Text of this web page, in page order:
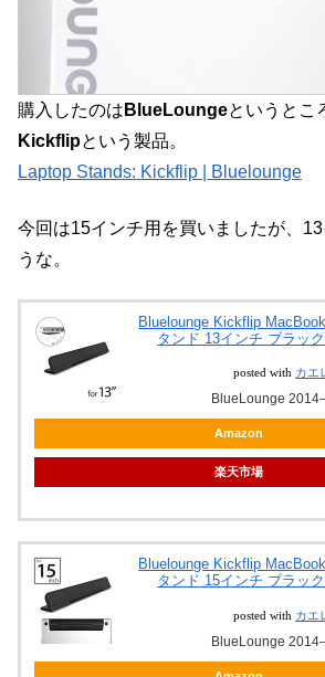
購入したのは BlueLoungeというとこ
Kickflipという製品。
Laptop Stands: Kickflip | Bluelounge
今回は15インチ用を買いましたが、
うな。
Bluelounge Kickflip
タンド 13インチ ブラッ
posted with カエ
BlueLounge
Amazon
楽天市場
Bluelounge Kickflip
タンド 15インチ ブラッ
posted with カエ
BlueLounge